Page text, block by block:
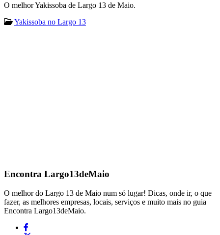
O melhor Yakissoba de Largo 13 de Maio.
Yakissoba no Largo 13
Encontra Largo13deMaio
O melhor do Largo 13 de Maio num só lugar! Dicas, onde ir, o que
fazer, as melhores empresas, locais, serviços e muito mais no guia
Encontra Largo13deMaio.